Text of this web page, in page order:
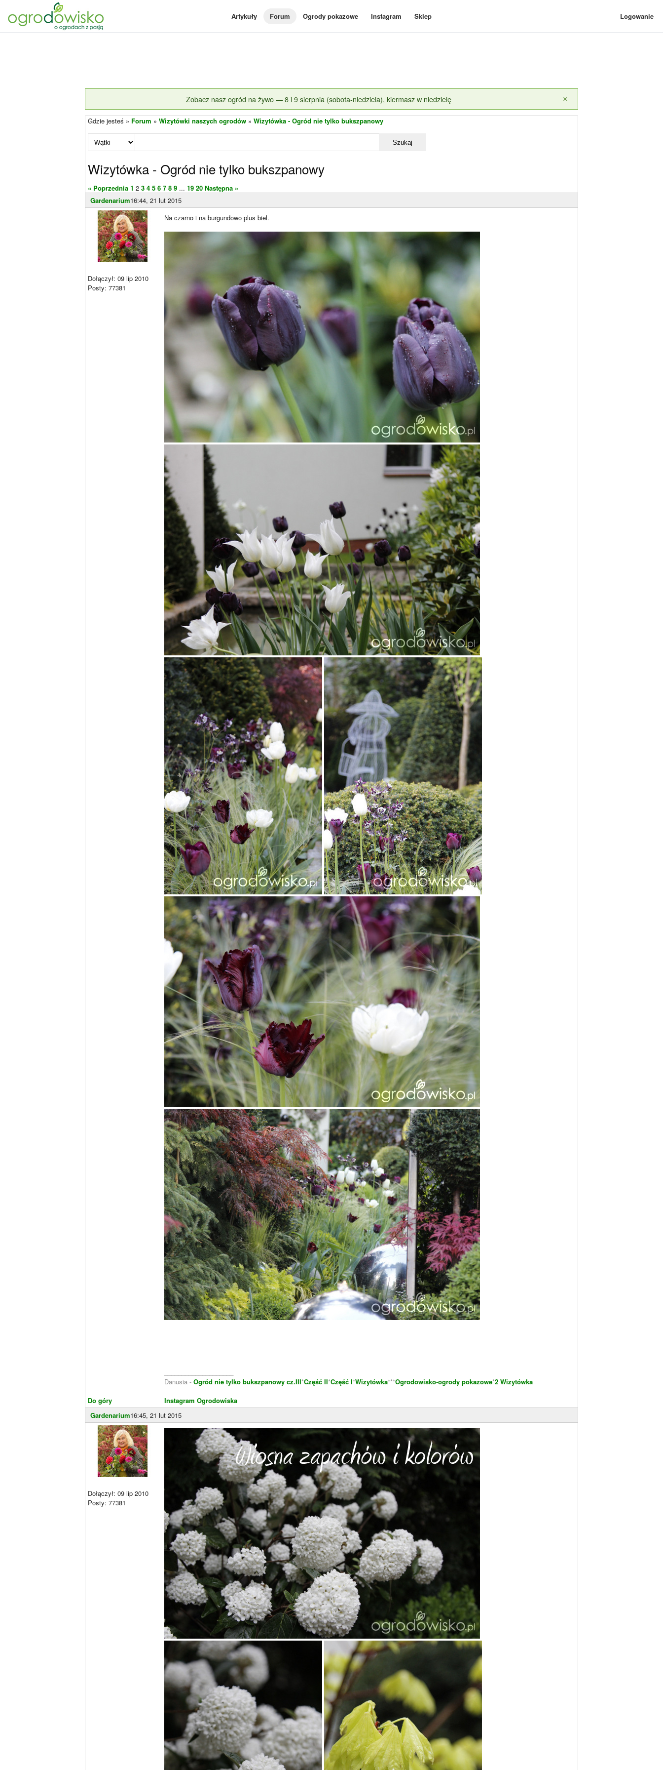
Artykuły Forum Ogrody pokazowe Instagram Sklep Logowanie
Zobacz nasz ogród na żywo — 8 i 9 sierpnia (sobota-niedziela), kiermasz w niedzielę ×
Gdzie jesteś » Forum » Wizytówki naszych ogrodów » Wizytówka - Ogród nie tylko bukszpanowy
Szukaj
Wizytówka - Ogród nie tylko bukszpanowy
« Poprzednia 1 2 3 4 5 6 7 8 9 ... 19 20 Następna »
Gardenarium16:44, 21 lut 2015
Dołączył: 09 lip 2010
Posty: 77381
Do góry
Na czarno i na burgundowo plus biel.
Danusia - Ogród nie tylko bukszpanowy cz.III*Część II*Część I*Wizytówka***Ogrodowisko-ogrody pokazowe*2 Wizytówka
Instagram Ogrodowiska
Gardenarium16:45, 21 lut 2015
Dołączył: 09 lip 2010
Posty: 77381